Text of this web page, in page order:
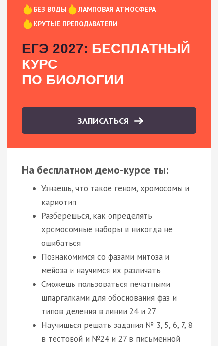
БЕЗ ВОДЫ
ЛАМПОВАЯ АТМОСФЕРА
КРУТЫЕ ПРЕПОДАВАТЕЛИ
ЕГЭ 2027: БЕСПЛАТНЫЙ
КУРС
ПО БИОЛОГИИ
ЗАПИСАТЬСЯ
На бесплатном демо-курсе ты:
Узнаешь, что такое геном, хромосомы и
кариотип
Разберешься, как определять
хромосомные наборы и никогда не
ошибаться
Познакомимся со фазами митоза и
мейоза и научимся их различать
Сможешь пользоваться печатными
шпаргалками для обоснования фаз и
типов деления в линии 24 и 27
Научишься решать задания № 3, 5, 6, 7, 8
в тестовой и №24 и 27 в письменной